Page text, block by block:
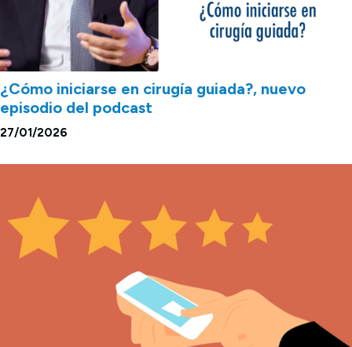
¿Cómo iniciarse en cirugía guiada?, nuevo
episodio del podcast
27/01/2026